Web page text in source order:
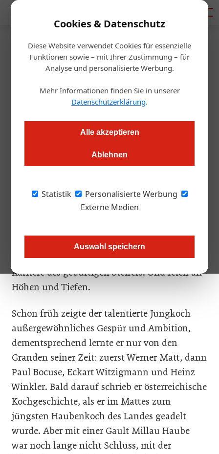
Cookies & Datenschutz
Diese Website verwendet Cookies für essenzielle
Funktionen sowie – mit Ihrer Zustimmung – für
Analyse und personalisierte Werbung.
Mehr Informationen finden Sie in unserer
Datenschutzerklärung.
Alle akzeptieren
Ablehnen
Statistik
Personalisierte Werbung
Externe Medien
Auswahl speichern
Startseite/Gastro & Hotel
Trauer
Reinhard Gerer 1953-2023
07.04.2023, 07:48 Uhr
seinem 70. Geburtstag verstorben.
sparsam umgehen. Für Reinhard Gerer, der
nur wenige Tage vor seinem 70. Geburtstag
trifft das aber nicht zu. Denn legendär waren
viele der Leistungen in der beispiellosen
Karriere des gebürtigen Steirers. Und reich an
Höhen und Tiefen.
Schon früh zeigte der talentierte Jungkoch
außergewöhnliches Gespür und Ambition,
dementsprechend lernte er nur von den
Granden seiner Zeit: zuerst Werner Matt, dann
Paul Bocuse, Eckart Witzigmann und Heinz
Winkler. Bald darauf schrieb er österreichische
Kochgeschichte, als er im Mattes zum
jüngsten Haubenkoch des Landes geadelt
wurde. Aber mit einer Gault Millau Haube
war noch lange nicht Schluss, mit der